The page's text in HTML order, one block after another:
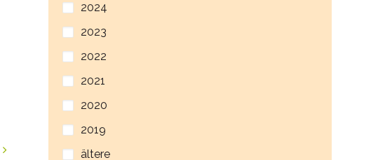
2024
2023
2022
2021
2020
2019
ältere